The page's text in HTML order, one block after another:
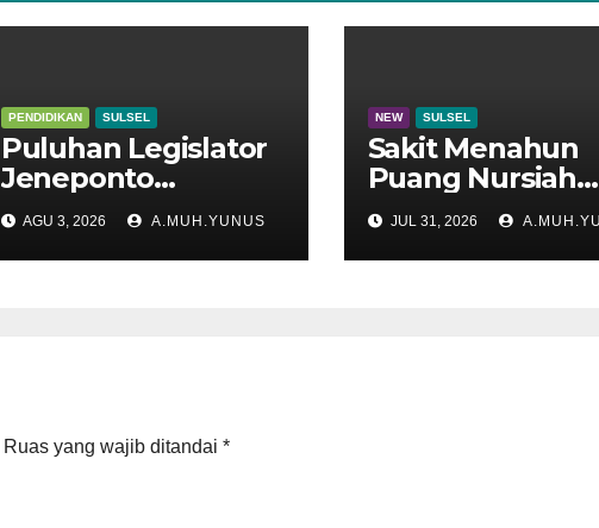
PENDIDIKAN SULSEL
Puluhan Legislator
Jeneponto
Mengadu di Disdik
Sulsel
AGU 3, 2026 A.MUH.YUNUS
NEW SULSEL
Sakit Menahun
Puang Nursiah
Hembuskan
Terakhir
JUL 31, 2026
Ruas yang wajib ditandai *